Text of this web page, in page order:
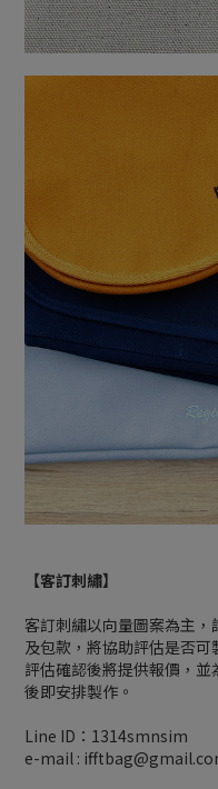
【客訂刺繡】
客訂刺繡以向量圖案為主
及包款，將協助評估是否可
評估確認後將提供報價，
後即安排製作。
Line ID：1314smnsim
e-mail :